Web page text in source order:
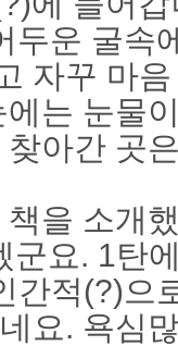
두운 굴속
자꾸 마
는 눈물
아간 곳
을 소개
군요. 1탄
간적(?)으
요. 욕심